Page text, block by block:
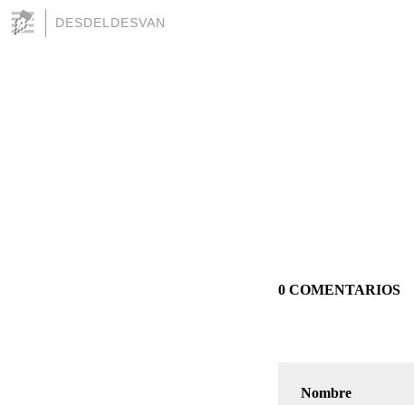
DESDELDESVAN
0 COMENTARIOS
Nombre